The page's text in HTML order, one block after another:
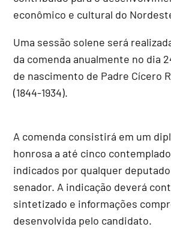
econômico e cultural do
Uma sessão solene será
da comenda anualmente no dia
de nascimento de Padre Cícero
(1844-1934).
A comenda consistirá em um
honrosa a até cinco
indicados por qualquer
senador. A indicação deverá
sintetizado e informações
desenvolvida pelo candidato.